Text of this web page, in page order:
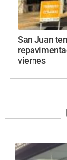
San Juan
viernes